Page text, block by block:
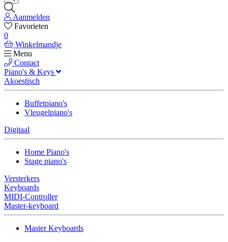
Aanmelden
Favorieten
0
Winkelmandje
Menu
Contact
Piano's & Keys
Akoestisch
Buffetpiano's
Vleugelpiano's
Digitaal
Home Piano's
Stage piano's
Versterkers
Keyboards
MIDI-Controller
Master-keyboard
Master Keyboards